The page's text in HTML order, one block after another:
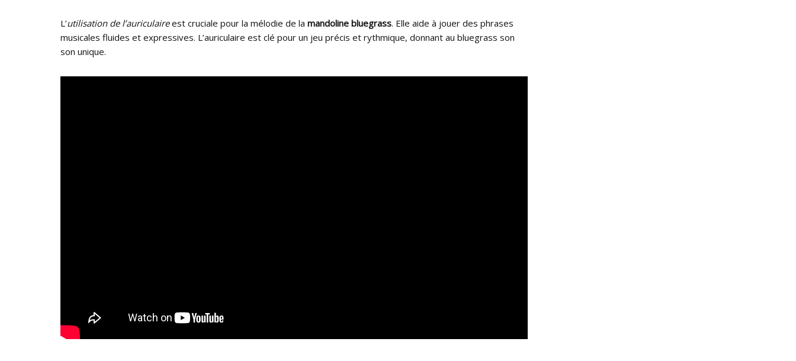
L’utilisation de l’auriculaireest cruciale pour la mélodie de la mandoline bluegrass. Elle aide à jouer des phrases
musicales fluides et expressives. L’auriculaire est clé pour un jeu précis et rythmique, donnant au bluegrass son
son unique.